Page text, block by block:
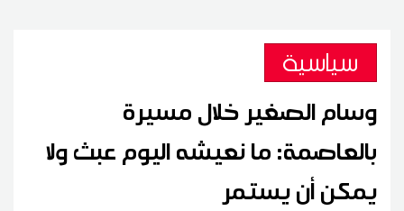
سياسية
وسام الصغير خلال مسيرة
بالعاصمة: ما نعيشه اليوم عبث ولا
يمكن أن يستمر